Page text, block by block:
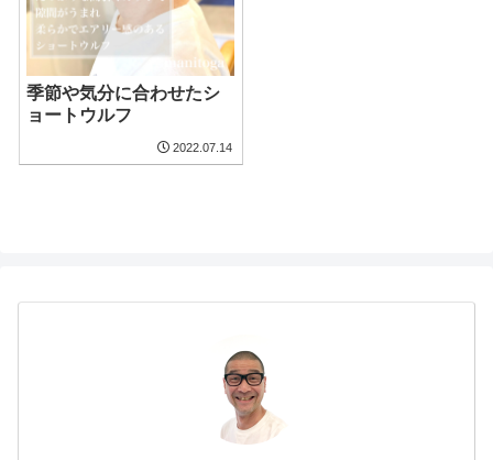
季節や気分に合わせたシ
ョートウルフ
2022.07.14